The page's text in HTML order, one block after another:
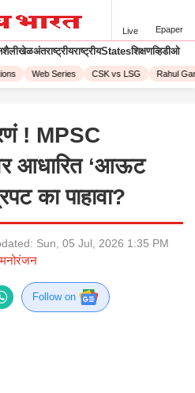
Live Epaper
खेळअंतराष्ट्रीयराष्ट्रीयStatesशिक्षणव्हिडीओ
Web Series CSK vs LSG Rahul
! MPSC
आधारित ‘आऊट
का पाहावा?
Sun, 05 Jul, 2026 1:35 PM
मनोरंजन
Follow on